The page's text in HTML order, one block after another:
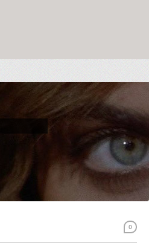
0